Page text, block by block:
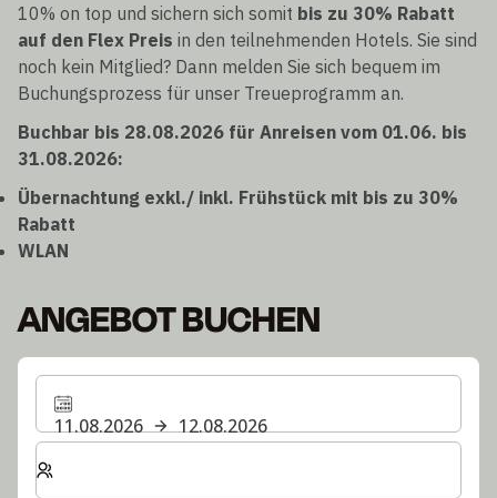
10% on top und sichern sich somit bis zu 30% Rabatt
auf den Flex Preis in den teilnehmenden Hotels. Sie sind
noch kein Mitglied? Dann melden Sie sich bequem im
Buchungsprozess für unser Treueprogramm an.
Buchbar bis 28.08.2026 für Anreisen vom 01.06. bis
31.08.2026:
Übernachtung exkl./ inkl. Frühstück mit bis zu 30%
Rabatt
WLAN
ANGEBOT BUCHEN
11.08.2026
12.08.2026
Wählen Sie die Anzahl der Zimmer und Gäste für Ihren